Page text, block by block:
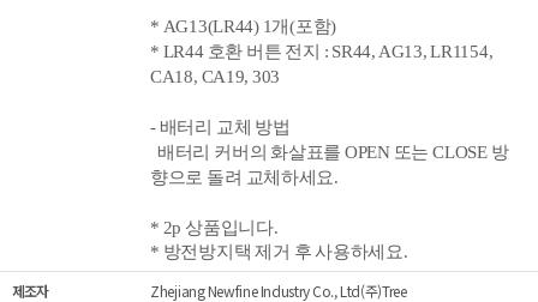
* AG13(LR44) 1개(포함)
* LR44 호환 버튼 전지 : SR44, AG13, LR1154,
CA18, CA19, 303
- 배터리 교체 방법
배터리 커버의 화살표를 OPEN 또는 CLOSE 방
향으로 돌려 교체하세요.
* 2p 상품입니다.
* 방전방지택제거 후 사용하세요.
제조자
Zhejiang Newfine Industry Co., Ltd(주)Tree